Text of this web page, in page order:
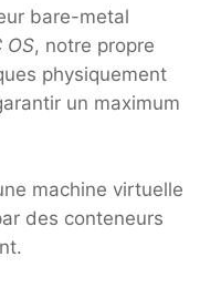
bare-metal
OS, notre propre
physiquement
un maximum
machine virtuelle
des conteneurs